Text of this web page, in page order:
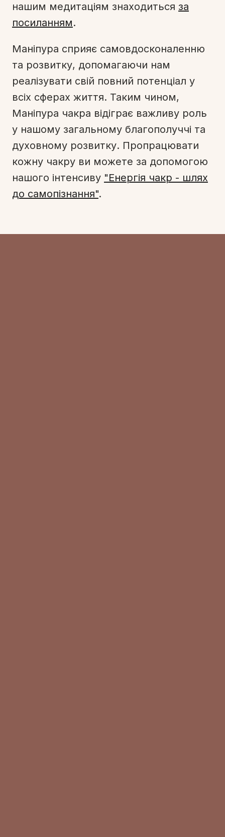
нашим медитаціям знаходиться за
посиланням.
Маніпура сприяє самовдосконаленню
та розвитку, допомагаючи нам
реалізувати свій повний потенціал у
всіх сферах життя. Таким чином,
Маніпура чакра відіграє важливу роль
у нашому загальному благополуччі та
духовному розвитку. Пропрацювати
кожну чакру ви можете за допомогою
нашого інтенсиву "Енергія чакр - шлях
до самопізнання".